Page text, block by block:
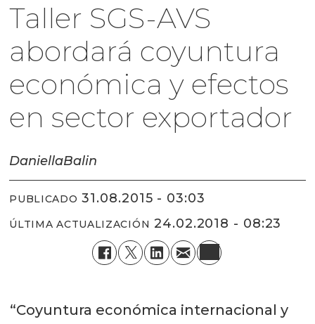
Taller SGS-AVS
abordará coyuntura
económica y efectos
en sector exportador
DaniellaBalin
PUBLICADO 31.08.2015 - 03:03
ÚLTIMA ACTUALIZACIÓN 24.02.2018 - 08:23
“Coyuntura económica internacional y